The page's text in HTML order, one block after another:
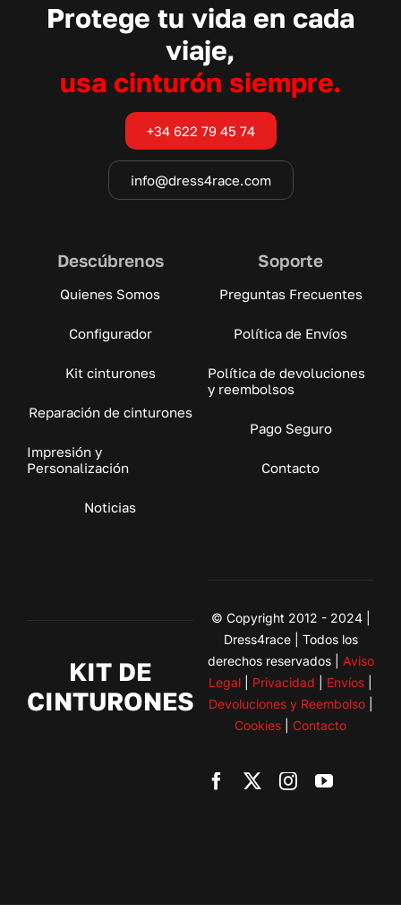
Protege tu vida en cada
viaje,
usa cinturón siempre.
+34 622 79 45 74
info@dress4race.com
Descúbrenos
Quienes Somos
Configurador
Kit cinturones
Reparación de cinturones
Impresión y
Personalización
Noticias
Soporte
Preguntas Frecuentes
Política de Envíos
Política de devoluciones
y reembolsos
Pago Seguro
Contacto
KIT DE
CINTURONES
© Copyright 2012 - 2024 |
Dress4race | Todos los
derechos reservados | Aviso
Legal
Privacidad Envíos
Devoluciones y Reembolso|
Cookies |Contacto